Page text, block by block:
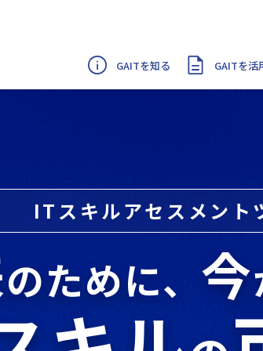
GAITを知る GAITを活
ITスキルアセスメント
のために、 今